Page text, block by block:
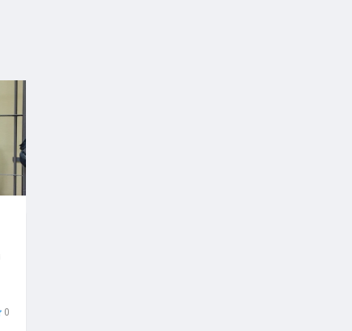
0